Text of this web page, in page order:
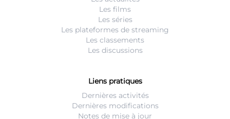
Les films
Les séries
Les plateformes de streaming
Les classements
Les discussions
Liens pratiques
Dernières activités
Dernières modifications
Notes de mise à jour